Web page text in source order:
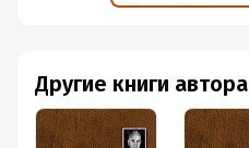
Другие книги автора